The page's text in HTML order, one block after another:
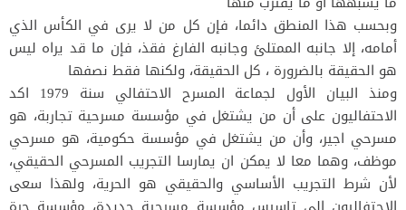
وبحسب هذا المنطق دائما، فإن كل من لا يرى في الكأس الذي
أمامه، إلا جانبه الممتلئ وجانبه الفارغ فقذ، فإن ما قد يراه ليس
هو الحقيقة بالضرورة ، كل الحقيقة، ولكنها فقط نصفها
ومنذ البيان الأول لجماعة المسرح الاحتفالي سنة 1979 اكد
الاحتفاليون على أن من يشتغل في مؤسسة مسرحية تجاربة، هو
مسرحي اجير، وأن من يشتغل في مؤسسة حكومية، هو مسرحي
موظف، وهما معا لا يمكن ان يمارسا التجريب المسرحي الحقيقي،
لأن شرط التجريب الأساسي والحقيقي هو الحرية، ولهذا سعى